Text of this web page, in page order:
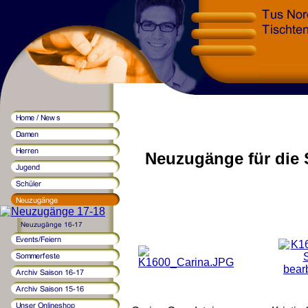
Neuzugänge für die